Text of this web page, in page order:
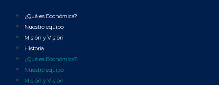
¿Qué es Económica?
Nuestro equipo
Misión y Visión
Historia
¿Qué es Económica?
Nuestro equipo
Misión y Visión